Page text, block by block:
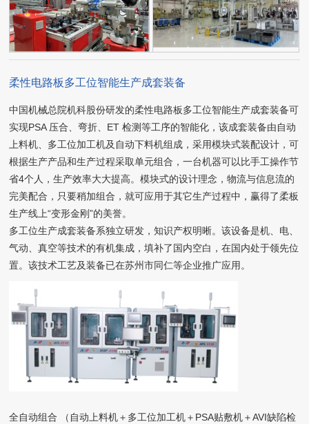
柔性电路板多工位智能生产成套装备
中国机械总院机科股份研发的柔性电路板多工位智能生产成套装备可
实现PSA 压合、弯折、ET 检测等工序的智能化，该成套装备由自动
上料机、多工位加工机及自动下料机组成，采用模块式装配设计，可
根据生产产品和生产过程采取单元组合，一台机器可以比手工操作节
省4个人，生产效率大大提高。模块式的设计理念，物流与信息流的
完美配合，只要稍加组合，就可应用于其它生产过程中，赢得了柔板
生产线上“变形金刚”的美誉。
多工位生产成套装备系独立研发，知识产权明晰。该设备是机、电、
气动、真空等技术的有机集成，填补了国内空白，在国内处于领先位
置。该技术工艺及装备已在苏州市同仁等企业推广应用。
全自动组合 （自动上料机＋多工位加工机＋PSA贴敷机＋AVI缺陷检